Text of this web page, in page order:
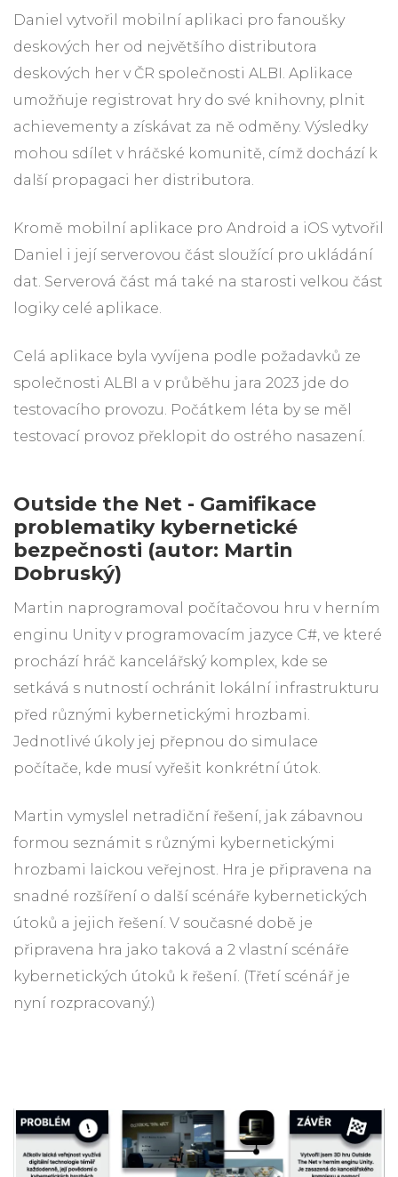
Daniel vytvořil mobilní aplikaci pro fanoušky
deskových her od největšího distributora
deskových her v ČR společnosti ALBI. Aplikace
umožňuje registrovat hry do své knihovny, plnit
achievementy a získávat za ně odměny. Výsledky
mohou sdílet v hráčské komunitě, címž dochází k
další propagaci her distributora.
Kromě mobilní aplikace pro Android a iOS vytvořil
Daniel i její serverovou část sloužící pro ukládání
dat. Serverová část má také na starosti velkou část
logiky celé aplikace.
Celá aplikace byla vyvíjena podle požadavků ze
společnosti ALBI a v průběhu jara 2023 jde do
testovacího provozu. Počátkem léta by se měl
testovací provoz překlopit do ostrého nasazení.
Outside the Net - Gamifikace
problematiky kybernetické
bezpečnosti (autor: Martin
Dobruský)
Martin naprogramoval počítačovou hru v herním
enginu Unity v programovacím jazyce C#, ve které
prochází hráč kancelářský komplex, kde se
setkává s nutností ochránit lokální infrastrukturu
před různými kybernetickými hrozbami.
Jednotlivé úkoly jej přepnou do simulace
počítače, kde musí vyřešit konkrétní útok.
Martin vymyslel netradiční řešení, jak zábavnou
formou seznámit s různými kybernetickými
hrozbami laickou veřejnost. Hra je připravena na
snadné rozšíření o další scénáře kybernetických
útoků a jejich řešení. V současné době je
připravena hra jako taková a 2 vlastní scénáře
kybernetických útoků k řešení. (Třetí scénář je
nyní rozpracovaný.)